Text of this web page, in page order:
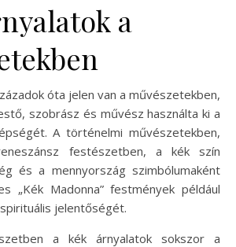
a
óta jelen van a művészetekben,
szobrász és művész használta ki a
A történelmi művészetekben,
festészetben, a kék szín
és a mennyország szimbólumaként
„Kék Madonna” festmények például
jelentőségét.
a kék árnyalatok sokszor a